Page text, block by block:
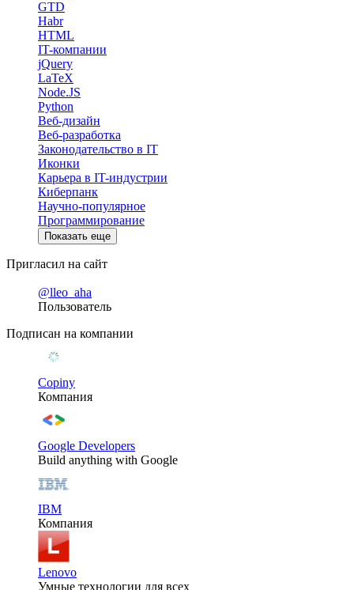
GTD
Habr
HTML
IT-компании
jQuery
LaTeX
Node.JS
Python
Веб-дизайн
Веб-разработка
Законодательство в IT
Иконки
Карьера в IT-индустрии
Киберпанк
Научно-популярное
Программирование
Показать еще
Пригласил на сайт
@lleo_aha
Пользователь
Подписан на компании
Copiny
Компания
Google Developers
Build anything with Google
IBM
Компания
Lenovo
Умные технологии для всех